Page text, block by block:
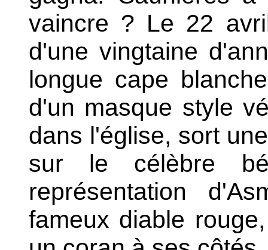
vaincre ? Le 22
d'une vingtaine
longue cape
d'un masque style
dans l'église, sort
sur le célèbre
représentation
fameux diable